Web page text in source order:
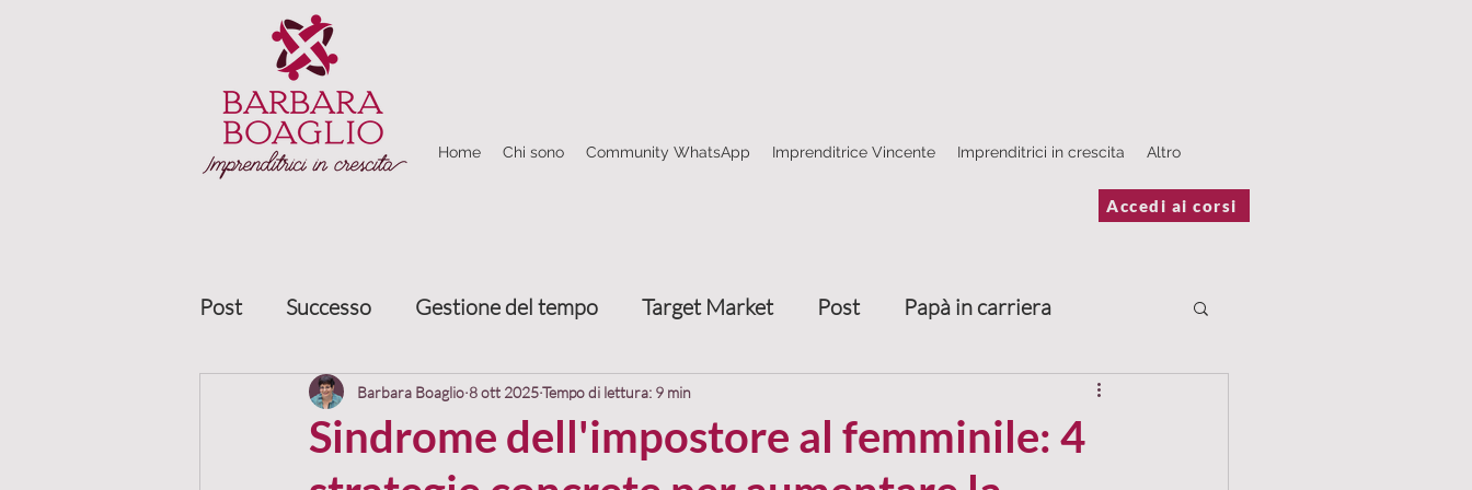
Home Chi sono Community WhatsApp Imprenditrice Vincente Imprenditrici in crescita Altro
Accedi ai corsi
Post Successo Gestione del tempo Target Market Post Papà in carriera
Marketing relazionale Come fare rete 4 frecce marketing relazionale
Gestione clienti Alleanze Trasmettere valore Attrarre clienti Testimonianze
Sindrome dell'impostore al femminile: 4
Barbara Boaglio 8 ott 2025Tempo di lettura: 9 min